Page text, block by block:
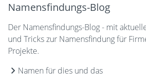
Namensfindungs-Blog
Der Namensfindungs-Blog - mit
und Tricks zur Namensfindung für
Projekte.
Namen für dies und das